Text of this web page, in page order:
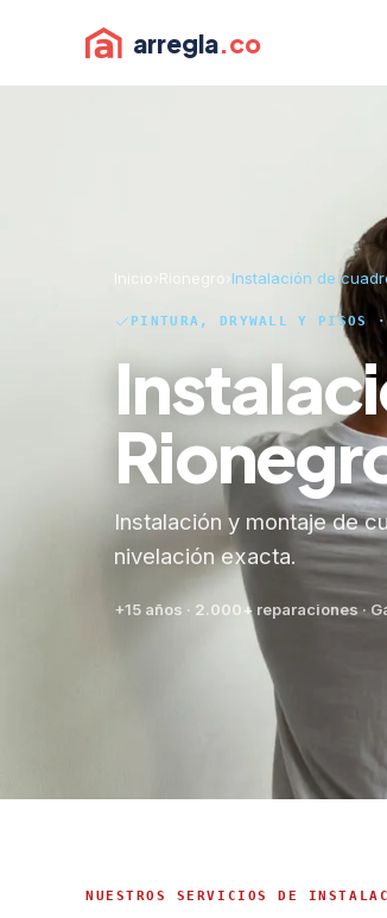
arregla.co
Instalación de
PINTURA, DRYWALL Y PISOS
Instalación y montaje de
nivelación exacta.
+15 años · 2.000+ reparaciones ·
NUESTROS SERVICIOS DE